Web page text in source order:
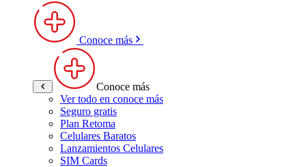
Conoce más
Conoce más
Ver todo en conoce más
Seguro gratis
Plan Retoma
Celulares Baratos
Lanzamientos Celulares
SIM Cards